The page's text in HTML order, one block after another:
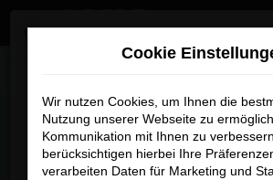
Zum
Cookie
Wir nutzen Cookies, um Ihnen die
Nutzung unserer Webseite zu
Kommunikation mit Ihnen zu
berücksichtigen hierbei Ihre
verarbeiten Daten für Marketing und
Wir sind
Ab sofort finden Sie uns an unserem
Piechlerstraße 18b, 86356